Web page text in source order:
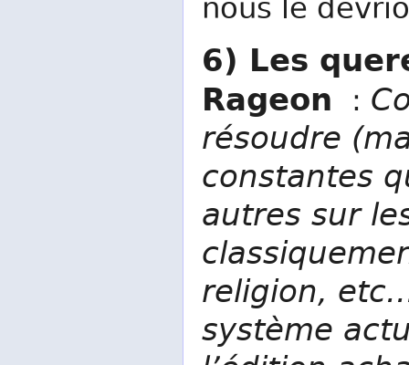
nous le
6) Les
Rageon :
résoudre
constantes
autres sur
religion,
système